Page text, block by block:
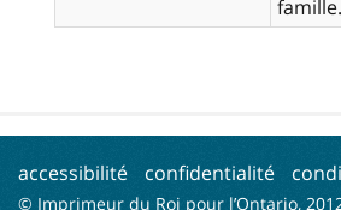
famille.
accessibilité confidentialité
© Imprimeur du Roi pour l’Ontario,